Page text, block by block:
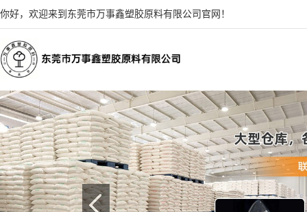
你好，欢迎来到东莞市万事鑫塑胶原料有限公司官网！